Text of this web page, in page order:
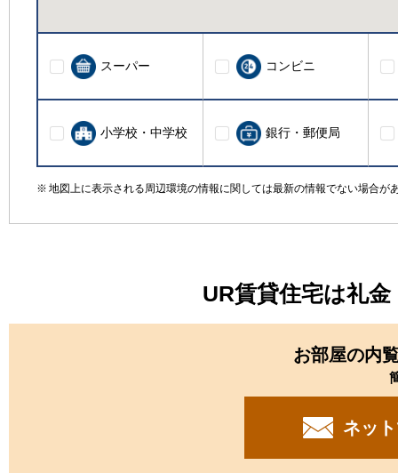
スーパー コンビニ
小学校・中学校 銀行・郵便局
地図上に表示される周辺環境の情報に関しては最新の情報でない場合
UR賃貸住宅は礼
お部屋の内
ネッ